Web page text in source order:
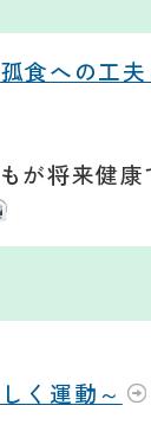
食への工夫
が将来健
く運動～